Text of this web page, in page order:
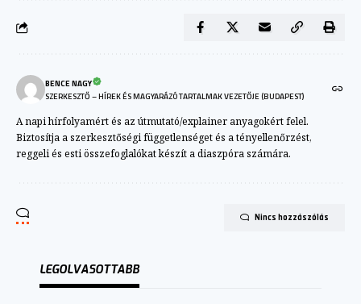
BENCE NAGY
SZERKESZTŐ – HÍREK ÉS MAGYARÁZÓ TARTALMAK VEZETŐJE (BUDAPEST)
A napi hírfolyamért és az útmutató/explainer anyagokért felel.
Biztosítja a szerkesztőségi függetlenséget és a tényellenőrzést,
reggeli és esti összefoglalókat készít a diaszpóra számára.
Nincs hozzászólás
LEGOLVASOTTABB